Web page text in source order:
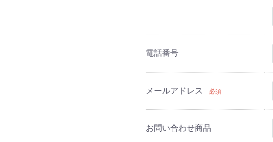
電話番号
メールアドレス 必須
お問い合わせ商品